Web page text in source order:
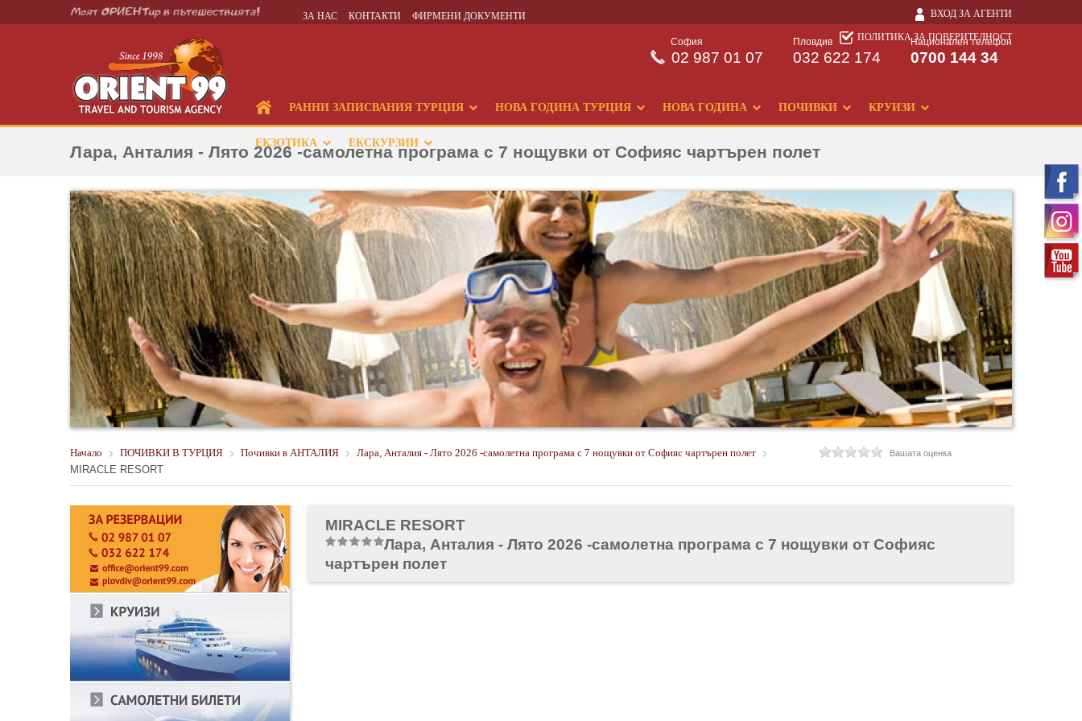
ЗА НАС КОНТАКТИ ФИРМЕНИ ДОКУМЕНТИ ВХОД ЗА АГЕНТИ
ПОЛИТИКА ЗА ПОВЕРИТЕЛНОСТ
Национален телефон
0700 144 34
Пловдив
032 622 174
София
02 987 01 07
РАННИ ЗАПИСВАНИЯ ТУРЦИЯ НОВА ГОДИНА ТУРЦИЯ НОВА ГОДИНА ПОЧИВКИ КРУИЗИ
ЕКЗОТИКА ЕКСКУРЗИИ
Лара, Анталия - Лято 2026 -самолетна програма с 7 нощувки от Софияс чартърен полет
Начало ПОЧИВКИ В ТУРЦИЯ Почивки в АНТАЛИЯ
Лара, Анталия - Лято 2026 -самолетна програма с 7 нощувки от Софияс чартърен полет
MIRACLE RESORT
Вашата оценка
MIRACLE RESORT
Лара, Анталия - Лято 2026 -самолетна програма с 7 нощувки от Софияс
чартърен полет